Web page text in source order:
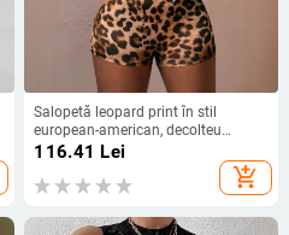
Salopetă leopard print în stil
european-american, decolteu
profund Y2K, spate gol, halterneck,
talie înaltă, lungime Capri, poliester
116.41 Lei
add_shopping_cart